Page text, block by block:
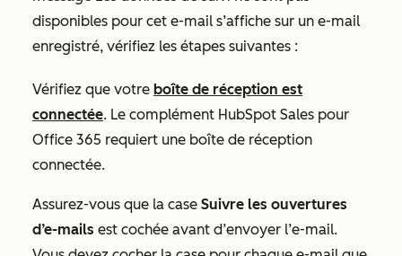
disponibles pour cet e-mail s’affiche sur un e-mail
enregistré, vérifiez les étapes suivantes :
Vérifiez que votre boîte de réception est
connectée. Le complément HubSpot Sales pour
Office 365 requiert une boîte de réception
connectée.
Assurez-vous que la case Suivre les ouvertures
d’e-mails est cochée avant d’envoyer l’e-mail.